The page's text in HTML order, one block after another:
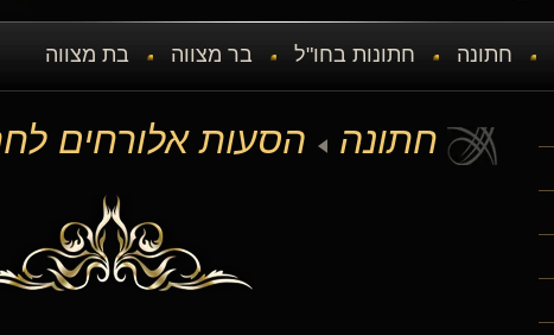
חתונה חתונות בחו"ל בר מצווה בת מצווה
חתונה הסעות אלורחים